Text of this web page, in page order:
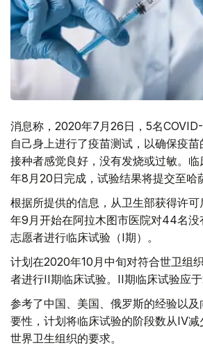
消息称，2020年7月26日，5名
自己身上进行了疫苗测试，以确保疫苗
接种者感觉良好，没有发烧或过敏。
年8月20日完成，试验结果将提交至哈
根据所提供的信息，从卫生部获得许
年9月开始在阿拉木图市医院对44名没
志愿者进行临床试验（I期）。
计划在2020年10月中旬对符合世卫组
者进行II期临床试验。II期临床试验应于
参考了中国、美国、俄罗斯的经验以
要性，计划将临床试验的阶段数从IV
世界卫生组织的要求。